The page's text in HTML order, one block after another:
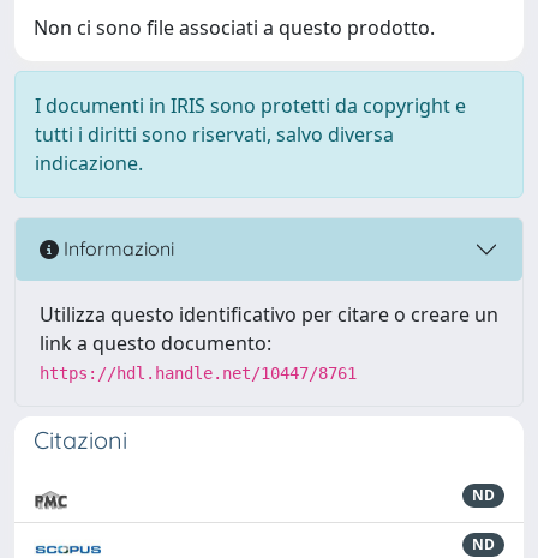
Non ci sono file associati a questo prodotto.
I documenti in IRIS sono protetti da copyright e
tutti i diritti sono riservati, salvo diversa
indicazione.
Informazioni
Utilizza questo identificativo per citare o creare un
link a questo documento:
https://hdl.handle.net/10447/8761
Citazioni
ND
ND